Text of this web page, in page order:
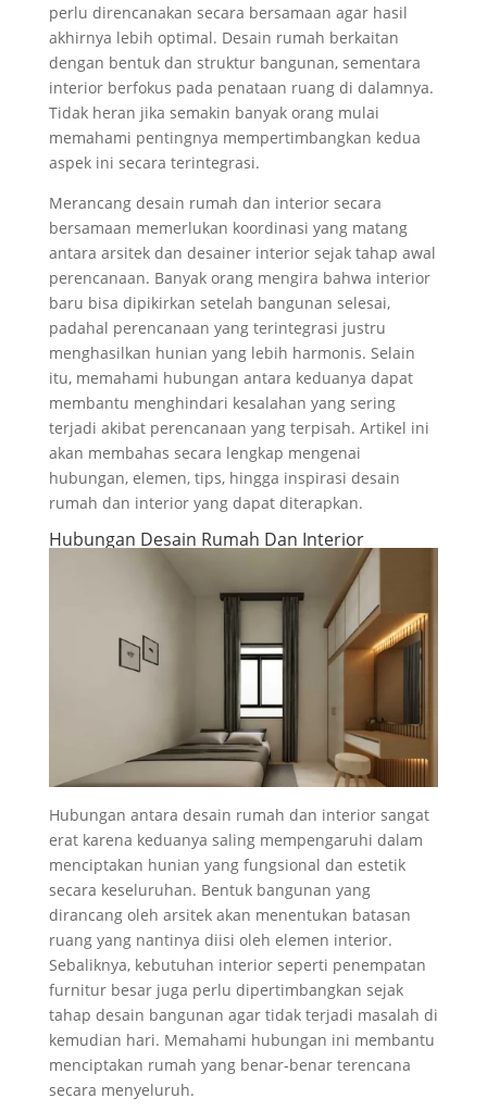
perlu direncanakan secara bersamaan agar hasil
akhirnya lebih optimal. Desain rumah berkaitan
dengan bentuk dan struktur bangunan, sementara
interior berfokus pada penataan ruang di dalamnya.
Tidak heran jika semakin banyak orang mulai
memahami pentingnya mempertimbangkan kedua
aspek ini secara terintegrasi.
Merancang desain rumah dan interior secara
bersamaan memerlukan koordinasi yang matang
antara arsitek dan desainer interior sejak tahap awal
perencanaan. Banyak orang mengira bahwa interior
baru bisa dipikirkan setelah bangunan selesai,
padahal perencanaan yang terintegrasi justru
menghasilkan hunian yang lebih harmonis. Selain
itu, memahami hubungan antara keduanya dapat
membantu menghindari kesalahan yang sering
terjadi akibat perencanaan yang terpisah. Artikel ini
akan membahas secara lengkap mengenai
hubungan, elemen, tips, hingga inspirasi desain
rumah dan interior yang dapat diterapkan.
Hubungan Desain Rumah Dan Interior
Hubungan antara desain rumah dan interior sangat
erat karena keduanya saling mempengaruhi dalam
menciptakan hunian yang fungsional dan estetik
secara keseluruhan. Bentuk bangunan yang
dirancang oleh arsitek akan menentukan batasan
ruang yang nantinya diisi oleh elemen interior.
Sebaliknya, kebutuhan interior seperti penempatan
furnitur besar juga perlu dipertimbangkan sejak
tahap desain bangunan agar tidak terjadi masalah di
kemudian hari. Memahami hubungan ini membantu
menciptakan rumah yang benar-benar terencana
secara menyeluruh.